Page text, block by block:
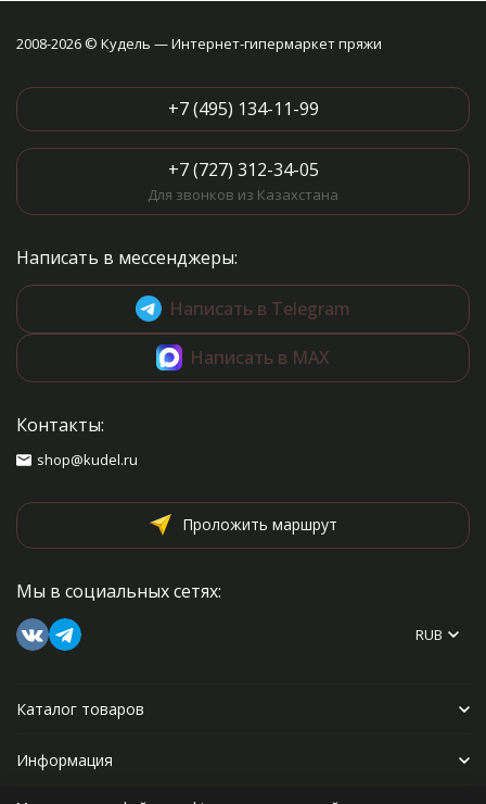
2008-2026 © Кудель — Интернет-гипермаркет пряжи
+7 (495) 134-11-99
+7 (727) 312-34-05
Для звонков из Казахстана
Написать в мессенджеры:
Написать в Telegram
Написать в MAX
Контакты:
shop@kudel.ru
Проложить маршрут
Мы в социальных сетях:
RUB
Каталог товаров
Информация